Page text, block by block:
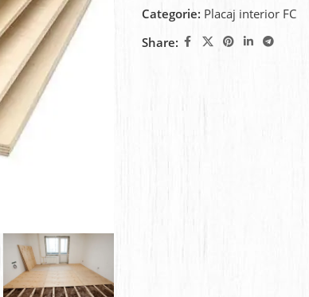
Categorie: Placaj interior FC
Share: